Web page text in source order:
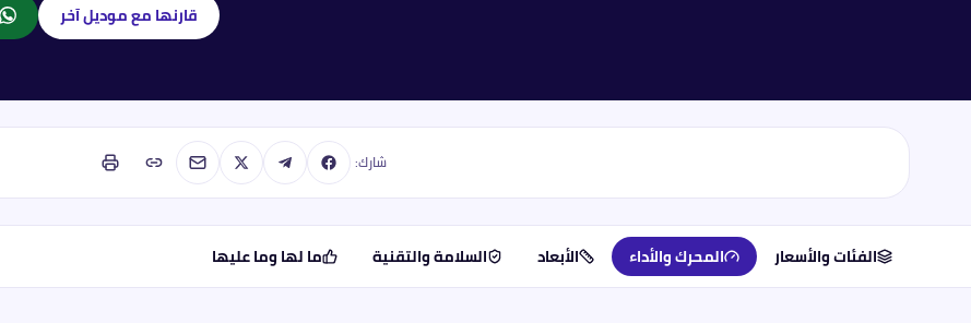
قارنها مع موديل آخر
شارك:
الفئات والأسعار المحرك والأداء الأبعاد السلامة والتقنية ما لها وما عليها